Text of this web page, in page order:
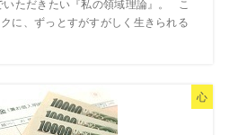
いただきたい『私の領域理論』。 こ
に、ずっとすがすがしく生きられる
心